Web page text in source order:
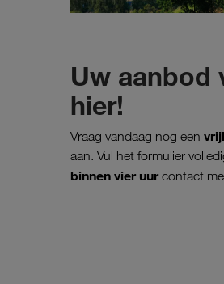
Uw aanbod
hier!
Vraag vandaag nog een
aan. Vul het formulier
binnen vier uurcontact